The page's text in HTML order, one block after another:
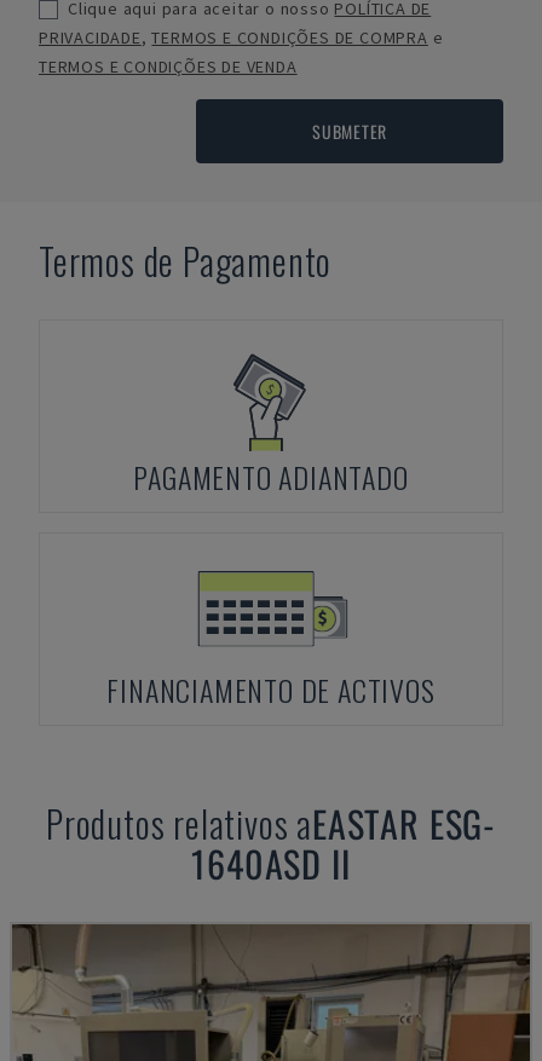
Clique aqui para aceitar o nosso POLÍTICA DE
PRIVACIDADE,TERMOS E CONDIÇÕES DE COMPRA e
TERMOS E CONDIÇÕES DE VENDA
SUBMETER
Termos de Pagamento
PAGAMENTO ADIANTADO
FINANCIAMENTO DE ACTIVOS
Produtos relativos aEASTAR ESG-
1640ASD II